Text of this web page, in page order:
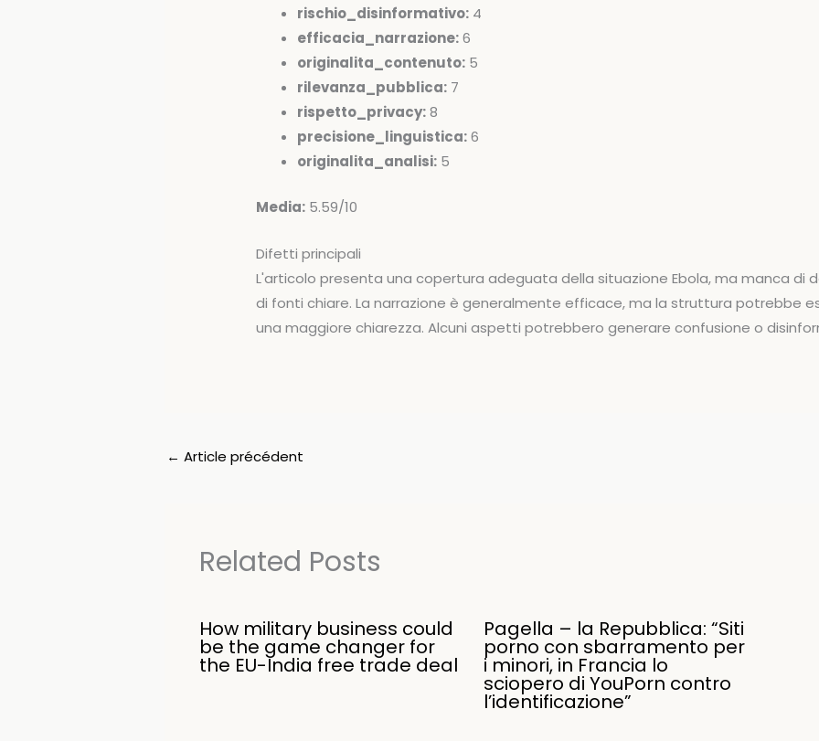
rischio_disinformativo: 4
efficacia_narrazione:6
originalita_contenuto: 5
rilevanza_pubblica: 7
rispetto_privacy:8
precisione_linguistica:6
originalita_analisi: 5
Media: 5.59/10
Difetti principali
L'articolo presenta una copertura adeguata della situazione Ebola, ma manca di
di fonti chiare. La narrazione è generalmente efficace, ma la struttura potrebbe
una maggiore chiarezza. Alcuni aspetti potrebbero generare confusione o
← Article précédent
Related Posts
How military business could
be the game changer for
the EU-India free trade deal
Pagella – la Repubblica: “Siti
porno con sbarramento per
i minori, in Francia lo
sciopero di YouPorn contro
l’identificazione”